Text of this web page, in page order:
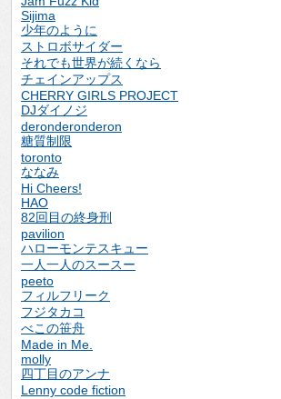
Sijima
少年のように
ストロボサイダー
それでも世界が続くなら
チェインアップス
CHERRY GIRLS PROJECT
DJダイノジ
deronderonderon
糖質制限
toronto
ななみ
Hi Cheers!
HAO
82回目の終身刑
pavilion
ハローモンテスキュー
一人一人のスースー
peeto
フィルフリーク
フジタカコ
べこの笹舟
Made in Me.
molly
四丁目のアンナ
Lenny code fiction